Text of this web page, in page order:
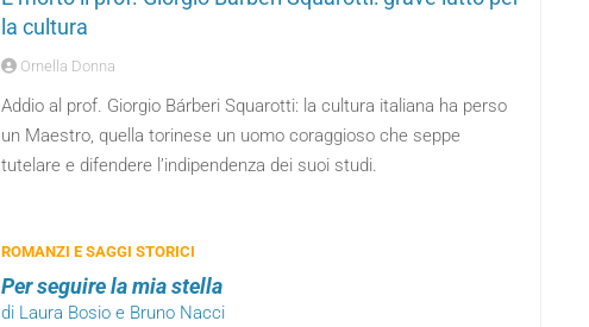
la cultura
Ornella Donna
Addio al prof. Giorgio Bárberi Squarotti: la cultura italiana ha perso
un Maestro, quella torinese un uomo coraggioso che seppe
tutelare e difendere l’indipendenza dei suoi studi.
ROMANZI E SAGGI STORICI
Per seguire la mia stella
di Laura Bosio e Bruno Nacci